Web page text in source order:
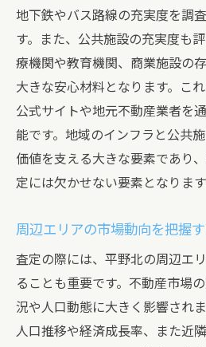
地下鉄やバス路線の充実度を調
す。また、公共施設の充実度も
療機関や教育機関、商業施設の
大きな安心材料となります。こ
公式サイトや地元不動産業者を
能です。地域のインフラと公共
価値を支える大きな要素であり
定には欠かせない要素となります
周辺エリアの市場動向を把握
査定の際には、平野北の周辺エ
ることも重要です。不動産市場
況や人口動態に大きく影響され
人口推移や経済成長率、また近